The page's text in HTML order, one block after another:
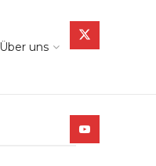
Über uns